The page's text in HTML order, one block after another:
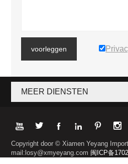
voorleggen
MEER DIENSTEN
     
Copyright door © Xiamen Yeyang
mail:losy@xmyeyang.com 闽ICP备